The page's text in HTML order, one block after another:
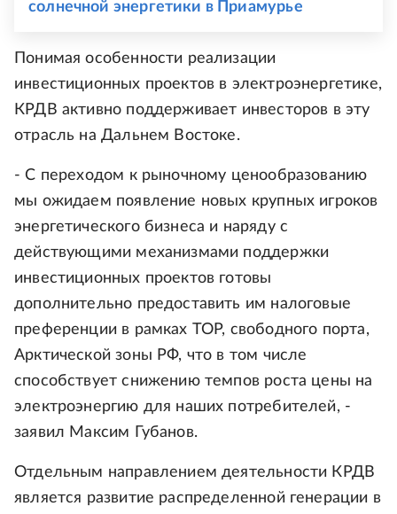
солнечной энергетики в Приамурье
Понимая особенности реализации
инвестиционных проектов в электроэнергетике,
КРДВ активно поддерживает инвесторов в эту
отрасль на Дальнем Востоке.
- С переходом к рыночному ценообразованию
мы ожидаем появление новых крупных игроков
энергетического бизнеса и наряду с
действующими механизмами поддержки
инвестиционных проектов готовы
дополнительно предоставить им налоговые
преференции в рамках ТОР, свободного порта,
Арктической зоны РФ, что в том числе
способствует снижению темпов роста цены на
электроэнергию для наших потребителей, -
заявил Максим Губанов.
Отдельным направлением деятельности КРДВ
является развитие распределенной генерации в